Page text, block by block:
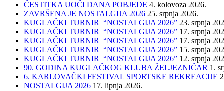
ČESTITKA UOČI DANA POBJEDE 4. kolovoza 2026.
ZAVRŠENA JE NOSTALGIJA 2026 25. srpnja 2026.
KUGLAČKI TURNIR “NOSTALGIJA 2026” 23. srpnja
KUGLAČKI TURNIR “NOSTALGIJA 2026” 17. srpnja
KUGLAČKI TURNIR “NOSTALGIJA 2026” 17. srpnja
KUGLAČKI TURNIR “NOSTALGIJA 2026” 15. srpnja
KUGLAČKI TURNIR “NOSTALGIJA 2026” 12. srpnja
90. GODINA KUGLAČKOG KLUBA ŽELJEZNIČAR 1.
6. KARLOVAČKI FESTIVAL SPORTSKE REKREACIJE
NOSTALGIJA 2026 17. lipnja 2026.